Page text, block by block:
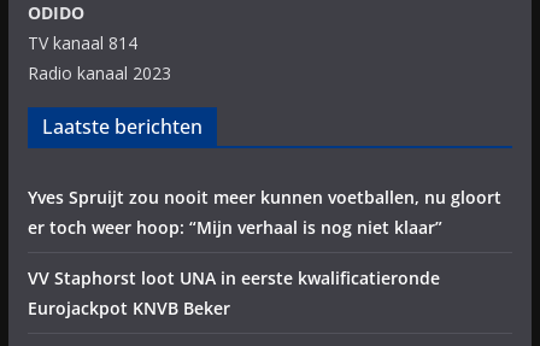
ODIDO
TV kanaal 814
Radio kanaal 2023
Laatste berichten
Yves Spruijt zou nooit meer kunnen voetballen, nu gloort
er toch weer hoop: “Mijn verhaal is nog niet klaar”
VV Staphorst loot UNA in eerste kwalificatieronde
Eurojackpot KNVB Beker